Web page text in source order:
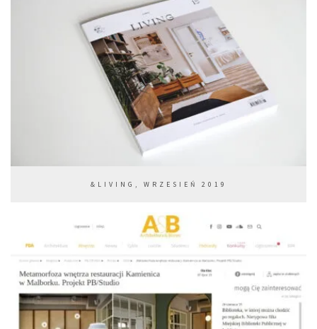
&LIVING, WRZESIEŃ 2019